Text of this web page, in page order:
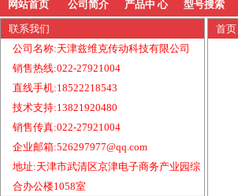
网站首页 公司简介 产品中 心 型号搜索
联系我们
公司名称:天津兹维克传动科技有限公司
销售热线:022-27921004
直线手机:18522218543
技术支持:13821920480
销售传真:022-27921004
企业邮箱:526297977@qq.com
地址:天津市武清区京津电子商务产业园综
合办公楼1058室
首页